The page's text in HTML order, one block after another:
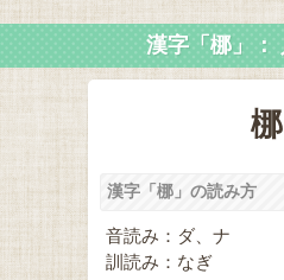
漢字「梛」：
梛
漢字「梛」の読み方
音読み：ダ、ナ
訓読み：なぎ